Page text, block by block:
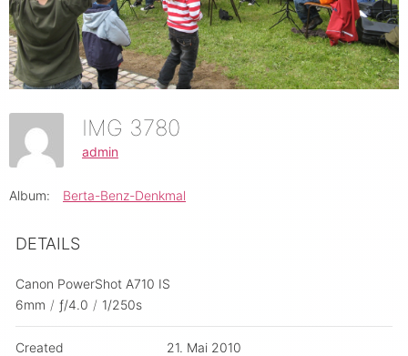
IMG 3780
admin
Album: Berta-Benz-Denkmal
DETAILS
Canon PowerShot A710 IS
6mm / ƒ/4.0 / 1/250s
Created 21. Mai 2010